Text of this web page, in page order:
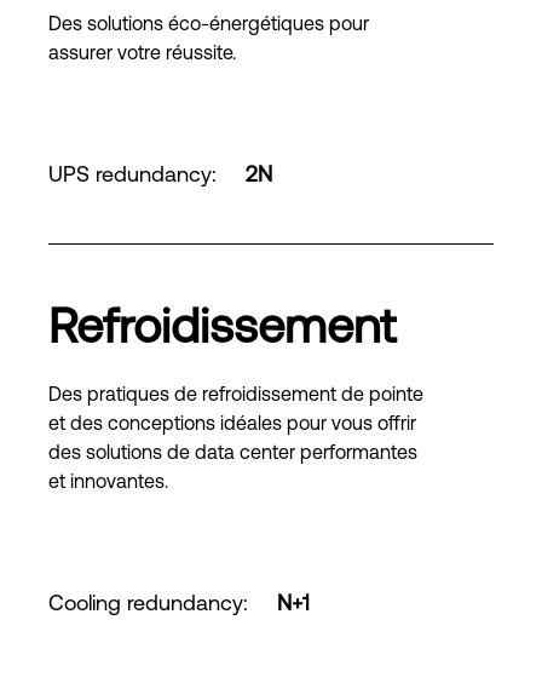
Des solutions éco-énergétiques pour
assurer votre réussite.
UPS redundancy: 2N
Refroidissement
Des pratiques de refroidissement de pointe
et des conceptions idéales pour vous offrir
des solutions de data center performantes
et innovantes.
Cooling redundancy: N+1